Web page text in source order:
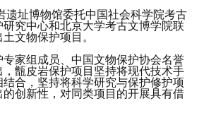
遗址博物馆委托中国社会科学院考古
究中心和北京大学考古文博学院联
文物保护项目。
家组成员、中国文物保护协会名誉
甑皮岩保护项目坚持将现代技术手
合，坚持将科学研究与保护修护项
创新性，对同类项目的开展具有借